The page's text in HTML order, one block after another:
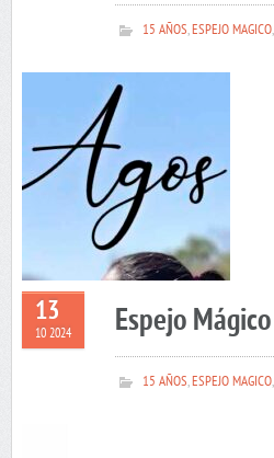
15 AÑOS,ESPEJO MAGICO,
13
10 2024 Espejo
15 AÑOS,ESPEJO MAGICO,